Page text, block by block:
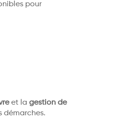
pour
et la gestion de
démarches.